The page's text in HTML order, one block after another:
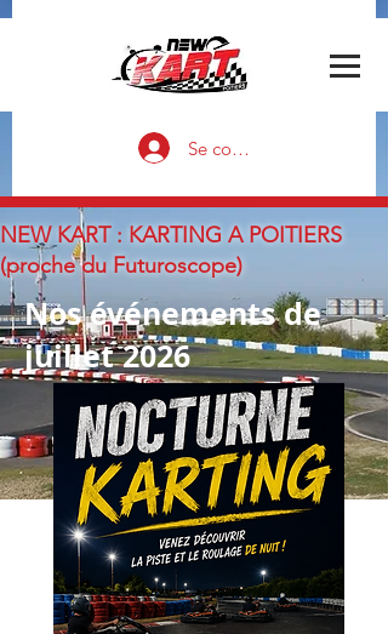
Se connecter
NEW KART : KARTING A POITIERS
(proche du Futuroscope)
Nos événements de
juillet 2026